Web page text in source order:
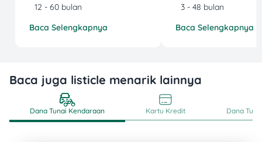
12 - 60 bulan
Baca Selengkapnya
3 - 48 bulan
Baca Selengkapnya
Baca juga listicle menarik lainnya
Dana Tunai Kendaraan Kartu Kredit Dana